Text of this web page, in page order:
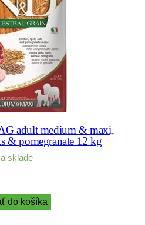
adult medium & maxi,
& pomegranate 12 kg
sklade
do košíka